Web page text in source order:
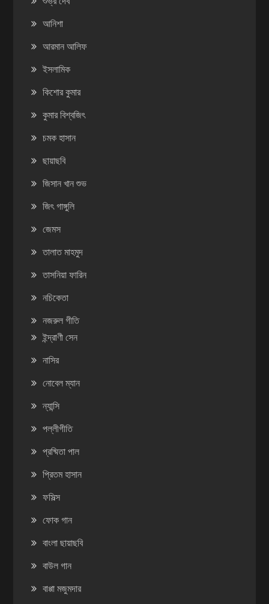
আনিশা
আরমান আলিফ
ইসলামিক
কিশোর কুমার
কুমার বিশ্বজিৎ
চমক হাসান
ছায়াছবি
জিসান খান শুভ
জিৎ গাঙ্গুলি
জেমস
তালাত মাহমুদ
তাসনিয়া ফারিন
নচিকেতা
নজরুল গীতি
ইন্দ্রাণী সেন
নাসির
নোবেল ম্যান
ন্যান্সি
পল্লীগীতি
প্রষ্মিতা পাল
প্রিতম হাসান
ফসিল্স
ফোক গান
বাংলা ছায়াছবি
বাউল গান
বাপ্পা মজুমদার